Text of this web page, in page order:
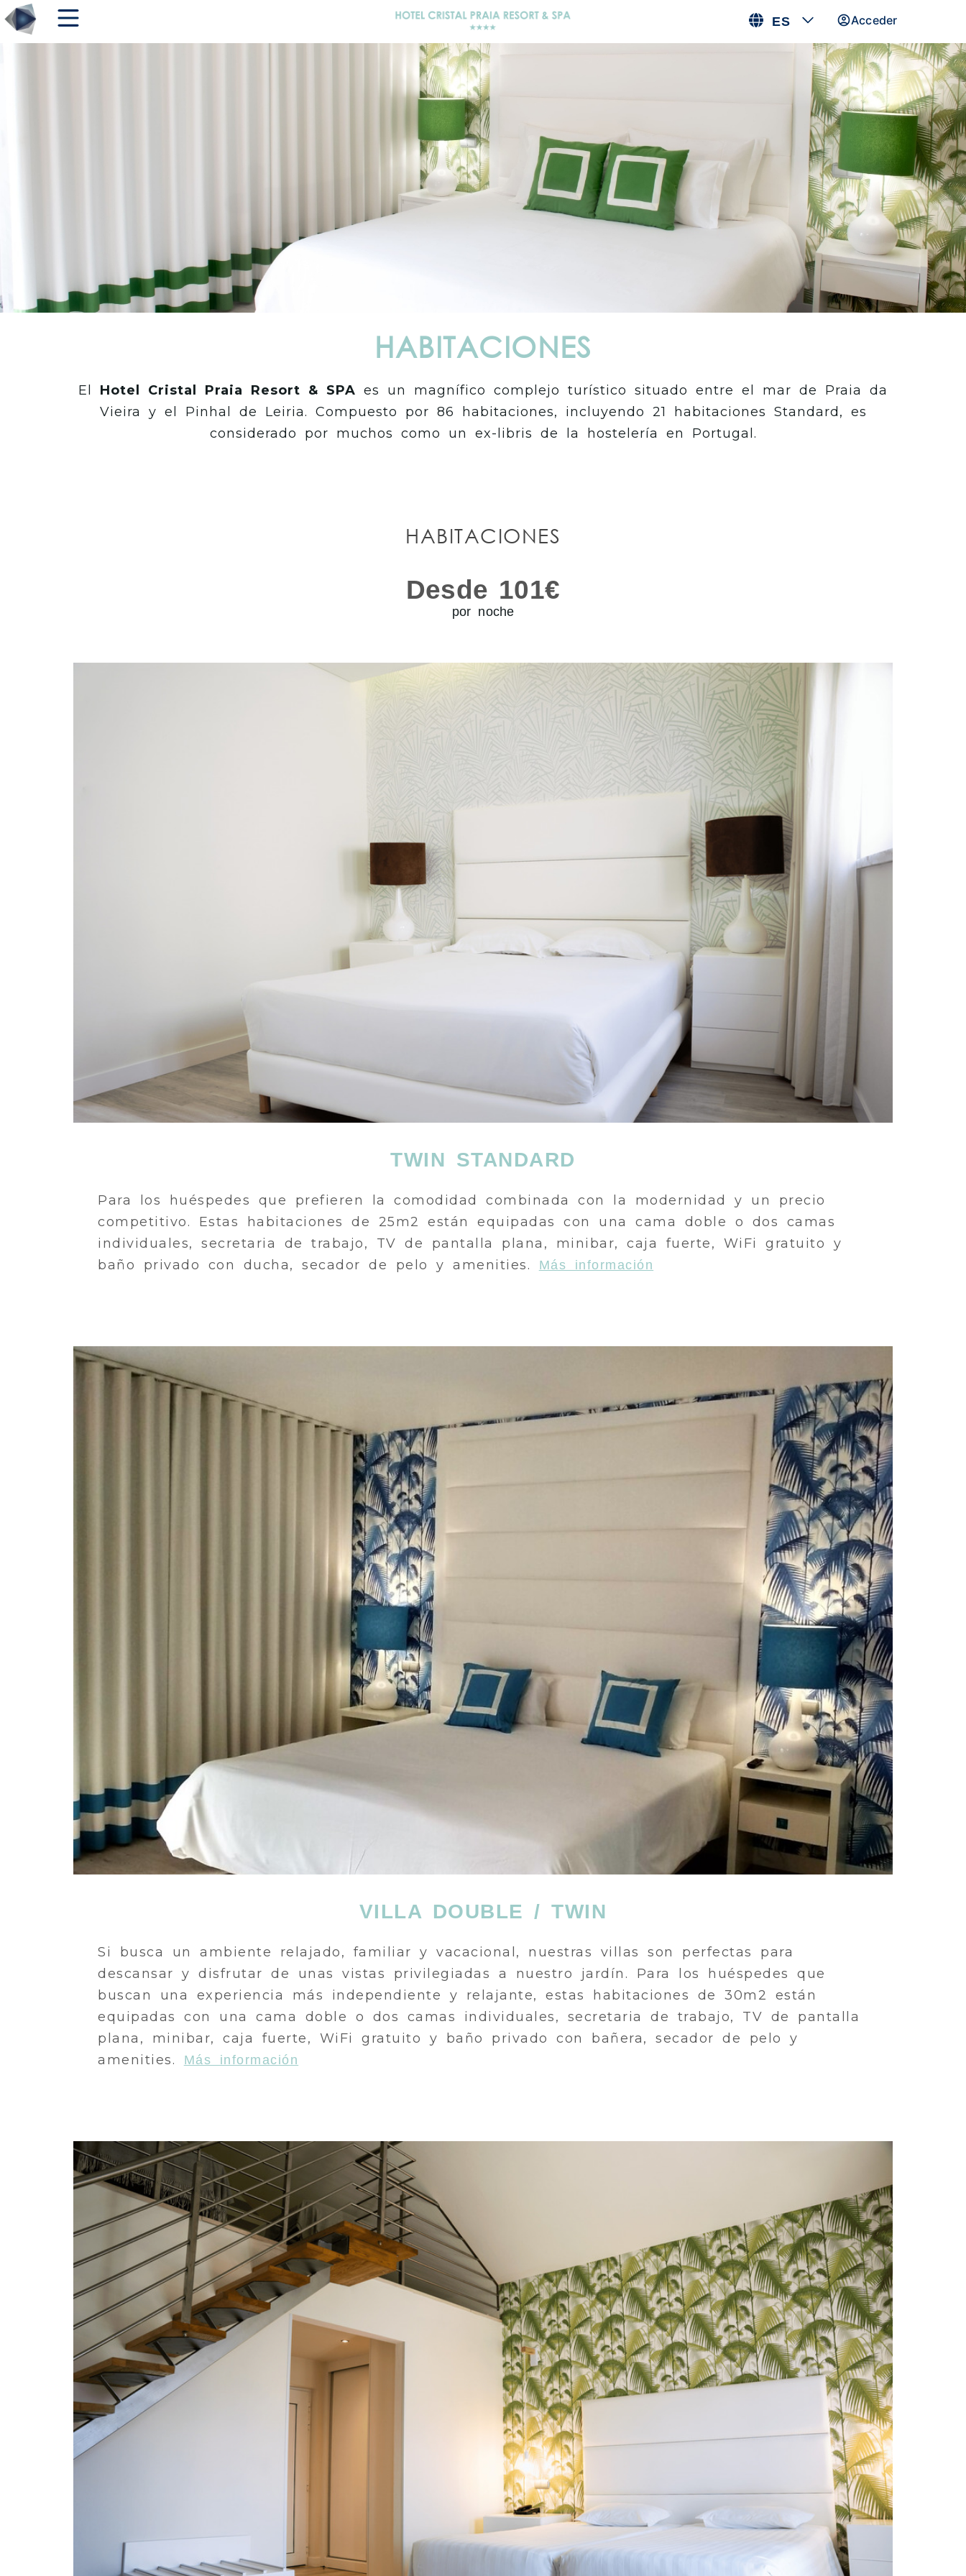
ES Acceder
HABITACIONES
El Hotel Cristal Praia Resort & SPA es un magnífico complejo turístico situado entre el mar de Praia da
Vieira y el Pinhal de Leiria. Compuesto por 86 habitaciones, incluyendo 21 habitaciones Standard, es
considerado por muchos como un ex-libris de la hostelería en Portugal.
HABITACIONES
Desde 101€
por noche
TWIN STANDARD
Para los huéspedes que prefieren la comodidad combinada con la modernidad y un precio
competitivo. Estas habitaciones de 25m2 están equipadas con una cama doble o dos camas
individuales, secretaria de trabajo, TV de pantalla plana, minibar, caja fuerte, WiFi gratuito y
baño privado con ducha, secador de pelo y amenities.
Más información
VILLA DOUBLE / TWIN
Si busca un ambiente relajado, familiar y vacacional, nuestras villas son perfectas para
descansar y disfrutar de unas vistas privilegiadas a nuestro jardín. Para los huéspedes que
buscan una experiencia más independiente y relajante, estas habitaciones de 30m2 están
equipadas con una cama doble o dos camas individuales, secretaria de trabajo, TV de pantalla
plana, minibar, caja fuerte, WiFi gratuito y baño privado con bañera, secador de pelo y
amenities.
Más información